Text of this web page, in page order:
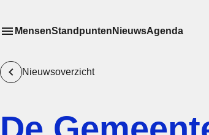
Toon het submenu van
Meer menu items
MensenStandpunten NieuwsAgenda
Nieuwsoverzicht